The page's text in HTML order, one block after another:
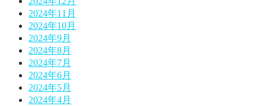
2024年11月
2024年10月
2024年9月
2024年8月
2024年7月
2024年6月
2024年5月
2024年4月